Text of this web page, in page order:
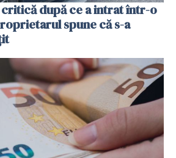
după ce a intrat într-o
spune că s-a